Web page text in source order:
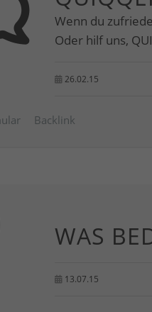
Wenn du
Oder hilf uns,
26.02.15
Backlink
WAS
13.07.15